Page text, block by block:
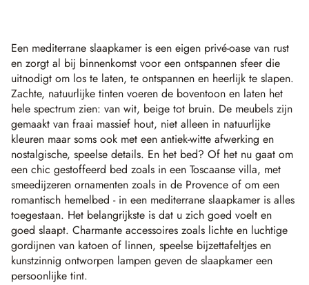
Een mediterrane slaapkamer is een eigen privé-oase van rust
en zorgt al bij binnenkomst voor een ontspannen sfeer die
uitnodigt om los te laten, te ontspannen en heerlijk te slapen.
Zachte, natuurlijke tinten voeren de boventoon en laten het
hele spectrum zien: van wit, beige tot bruin. De meubels zijn
gemaakt van fraai massief hout, niet alleen in natuurlijke
kleuren maar soms ook met een antiek-witte afwerking en
nostalgische, speelse details. En het bed? Of het nu gaat om
een chic gestoffeerd bed zoals in een Toscaanse villa, met
smeedijzeren ornamenten zoals in de Provence of om een
romantisch hemelbed - in een mediterrane slaapkamer is alles
toegestaan. Het belangrijkste is dat u zich goed voelt en
goed slaapt. Charmante accessoires zoals lichte en luchtige
gordijnen van katoen of linnen, speelse bijzettafeltjes en
kunstzinnig ontworpen lampen geven de slaapkamer een
persoonlijke tint.